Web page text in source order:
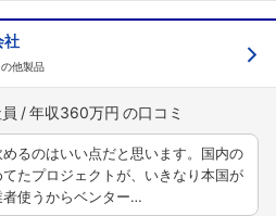
社
の他製品
年収360万円
るのはいい点だと思います。国内の
たプロジェクトが、いきなり本国が
使うからベンター…